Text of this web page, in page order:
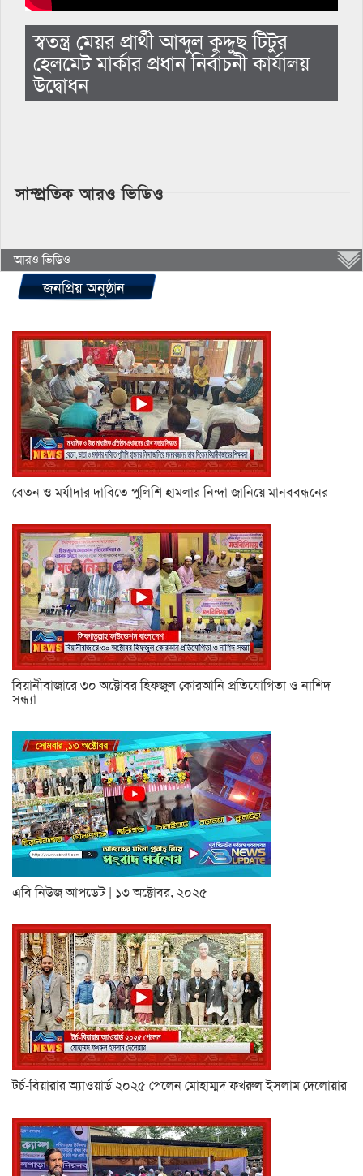
স্বতন্ত্র মেয়র প্রার্থী আব্দুল কুদ্দুছ টিটুর
হেলমেট মার্কার প্রধান নির্বাচনী কার্যালয়
উদ্বোধন
সাম্প্রতিক আরও ভিডিও
আরও ভিডিও
জনপ্রিয় অনুষ্ঠান
বেতন ও মর্যাদার দাবিতে পুলিশি হামলার নিন্দা জানিয়ে মানববন্ধনের
বিয়ানীবাজারে ৩০ অক্টোবর হিফজুল কোরআনি প্রতিযোগিতা ও নাশিদ
সন্ধ্যা
এবি নিউজ আপডেট | ১৩ অক্টোবর, ২০২৫
টর্চ-বিয়ারার অ্যাওয়ার্ড ২০২৫ পেলেন মোহাম্মদ ফখরুল ইসলাম দেলোয়ার